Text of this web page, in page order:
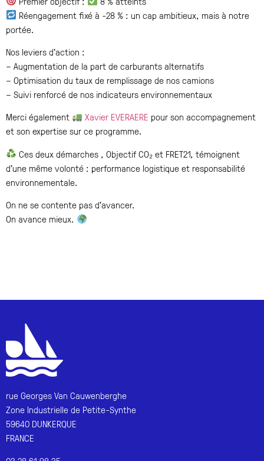
Réengagement fixé à -28 % : un cap ambitieux, mais à notre
portée.
Nos leviers d’action :
– Augmentation de la part de carburants alternatifs
– Optimisation du taux de remplissage de nos camions
– Suivi renforcé de nos indicateurs environnementaux
Merci également
Xavier EVERAERE pour son accompagnement
et son expertise sur ce programme.
Ces deux démarches , Objectif CO₂ et FRET21, témoignent
d’une même volonté : performance logistique et responsabilité
environnementale.
On ne se contente pas d’avancer.
On avance mieux.
rue Georges Van Cauwenberghe
Zone Industrielle de Petite-Synthe
59640 DUNKERQUE
FRANCE